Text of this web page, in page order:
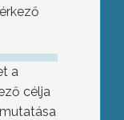
a
célja